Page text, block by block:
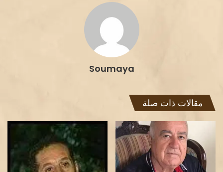
Soumaya
مقالات ذات صلة